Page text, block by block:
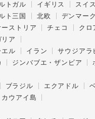
トガル イギリス スイス
ト三国 北欧 デンマーク
ーストリア チェコ クロ
ア
エル イラン サウジアラ
ジンバブエ・ザンビア
ブラジル エクアドル
カウアイ島